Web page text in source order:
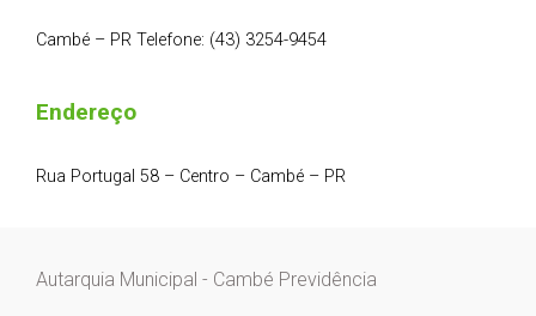
Cambé – PR Telefone: (43) 3254-9454
Endereço
Rua Portugal 58 – Centro – Cambé – PR
Autarquia Municipal - Cambé Previdência